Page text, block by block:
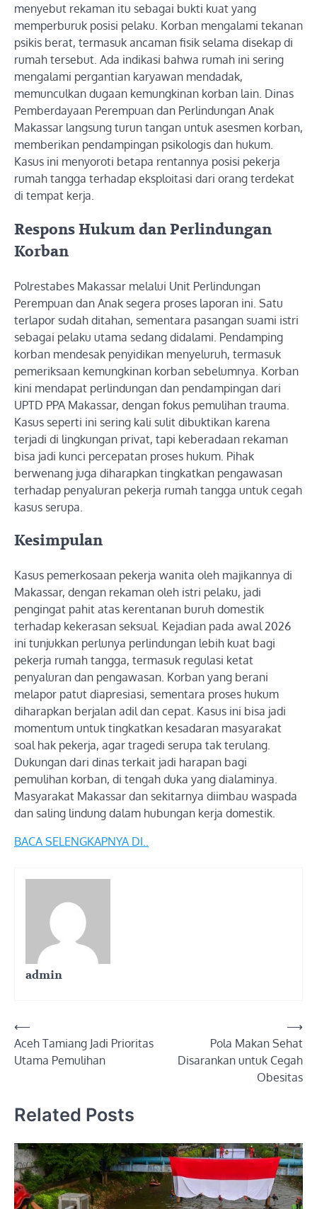
menyebut rekaman itu sebagai bukti kuat yang
memperburuk posisi pelaku. Korban mengalami tekanan
psikis berat, termasuk ancaman fisik selama disekap di
rumah tersebut. Ada indikasi bahwa rumah ini sering
mengalami pergantian karyawan mendadak,
memunculkan dugaan kemungkinan korban lain. Dinas
Pemberdayaan Perempuan dan Perlindungan Anak
Makassar langsung turun tangan untuk asesmen korban,
memberikan pendampingan psikologis dan hukum.
Kasus ini menyoroti betapa rentannya posisi pekerja
rumah tangga terhadap eksploitasi dari orang terdekat
di tempat kerja.
Respons Hukum dan Perlindungan
Korban
Polrestabes Makassar melalui Unit Perlindungan
Perempuan dan Anak segera proses laporan ini. Satu
terlapor sudah ditahan, sementara pasangan suami istri
sebagai pelaku utama sedang didalami. Pendamping
korban mendesak penyidikan menyeluruh, termasuk
pemeriksaan kemungkinan korban sebelumnya. Korban
kini mendapat perlindungan dan pendampingan dari
UPTD PPA Makassar, dengan fokus pemulihan trauma.
Kasus seperti ini sering kali sulit dibuktikan karena
terjadi di lingkungan privat, tapi keberadaan rekaman
bisa jadi kunci percepatan proses hukum. Pihak
berwenang juga diharapkan tingkatkan pengawasan
terhadap penyaluran pekerja rumah tangga untuk cegah
kasus serupa.
Kesimpulan
Kasus pemerkosaan pekerja wanita oleh majikannya di
Makassar, dengan rekaman oleh istri pelaku, jadi
pengingat pahit atas kerentanan buruh domestik
terhadap kekerasan seksual. Kejadian pada awal 2026
ini tunjukkan perlunya perlindungan lebih kuat bagi
pekerja rumah tangga, termasuk regulasi ketat
penyaluran dan pengawasan. Korban yang berani
melapor patut diapresiasi, sementara proses hukum
diharapkan berjalan adil dan cepat. Kasus ini bisa jadi
momentum untuk tingkatkan kesadaran masyarakat
soal hak pekerja, agar tragedi serupa tak terulang.
Dukungan dari dinas terkait jadi harapan bagi
pemulihan korban, di tengah duka yang dialaminya.
Masyarakat Makassar dan sekitarnya diimbau waspada
dan saling lindung dalam hubungan kerja domestik.
BACA SELENGKAPNYA DI..
admin
Post
navigation
⟵
Aceh Tamiang Jadi Prioritas
Utama Pemulihan
Pola Makan Sehat
Disarankan untuk Cegah
Obesitas
⟶
Related Posts